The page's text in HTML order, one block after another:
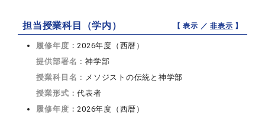
担当授業科目（学内） 【 表示 ／非表示 】
履修年度：2026年度（西暦）
提供部署名：神学部
授業科目名： メソジストの伝統と神学部
授業形式：代表者
履修年度：2026年度（西暦）